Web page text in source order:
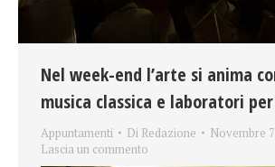
Nel week-end l’arte si anima
musica classica e laboratori
Appuntamenti Di Redazione
Novembre
Lascia un commento